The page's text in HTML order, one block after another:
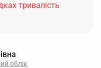
тривалість
облік